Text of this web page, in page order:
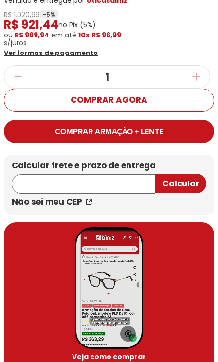
Ban
Todas
as
Marcas
Marcas
Exclusivas
Dii
Miu
Polaroid
Vogue
Todas
as
Marcas
Bulget
Todas
as
Marcas
Marcas
Unissex
Marcas
Exclusivas
Dii
Collection
DNZ
Hit
R$ 1.020,99 -5%
R$ 921,44no Pix (5%)
ou R$ 969,94 em até 10x R$ 96,99
s/juros
Ver formas de pagamento
COMPRAR AGORA
COMPRAR ARMAÇÃO + LENTE
Não sei meu CEP
🔇
Veja como comprar